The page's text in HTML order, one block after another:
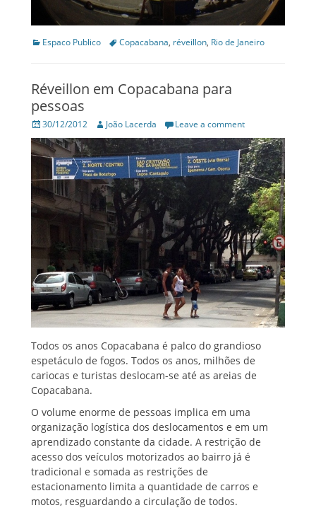
Categories
Espaco Publico TagsCopacabana, réveillon, Rio de Janeiro
Réveillon em Copacabana para
pessoas
Posted
on
30/12/2012 Author
João Lacerda Leave a comment
Todos os anos Copacabana é palco do grandioso
espetáculo de fogos. Todos os anos, milhões de
cariocas e turistas deslocam-se até as areias de
Copacabana.
O volume enorme de pessoas implica em uma
organização logística dos deslocamentos e em um
aprendizado constante da cidade. A restrição de
acesso dos veículos motorizados ao bairro já é
tradicional e somada as restrições de
estacionamento limita a quantidade de carros e
motos, resguardando a circulação de todos.